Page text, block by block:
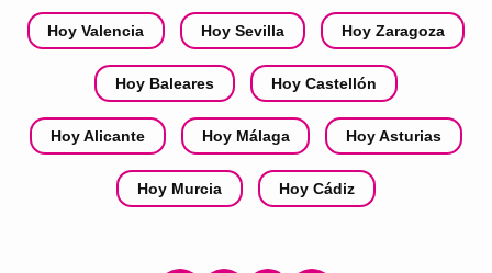
Hoy Valencia Hoy Sevilla Hoy Zaragoza
Hoy Baleares Hoy Castellón
Hoy Alicante Hoy Málaga Hoy Asturias
Hoy Murcia Hoy Cádiz